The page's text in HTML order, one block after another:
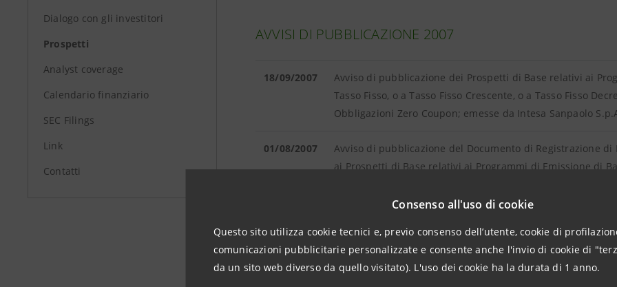
Consenso all'uso di cookie
Questo sito utilizza cookie tecnici e, previo consenso dell’utente, cookie di
comunicazioni pubblicitarie personalizzate e consente anche l'invio di cookie di
da un sito web diverso da quello visitato). L'uso dei cookie ha la durata di 1 anno.
Dialogo con gli investitori
Prospetti
Analyst coverage
Calendario finanziario
SEC Filings
Link
Contatti
AVVISI DI PUBBLICAZIONE 2007
18/09/2007
Avviso di pubblicazione dei Prospetti di Base relativi ai
Tasso Fisso, o a Tasso Fisso Crescente, o a Tasso Fisso
Obbligazioni Zero Coupon; emesse da Intesa Sanpaolo
01/08/2007
Avviso di pubblicazione del Documento di Registrazione di
ai Prospetti di Base relativi ai Programmi di Emissione di
Avviso di pubblicazione della Nota Informativa e della
delle obbligazioni
ISIN IT0003739841
Avviso di pubblicazione della Nota informativa e della